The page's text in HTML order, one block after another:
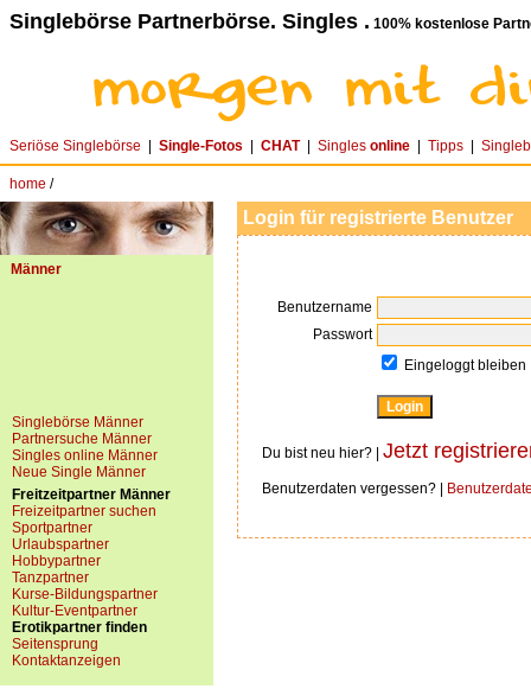
Singlebörse Partnerbörse. Singles . 100% kostenlose
Seriöse Singlebörse Single-Fotos CHAT| Singles online Tipps
home /
Männer
Singlebörse Männer
Partnersuche Männer
Singles online Männer
Neue Single Männer
Freitzeitpartner Männer
Freizeitpartner suchen
Sportpartner
Urlaubspartner
Hobbypartner
Tanzpartner
Kurse-Bildungspartner
Kultur-Eventpartner
Erotikpartner finden
Seitensprung
Kontaktanzeigen
Login für registrierte Benutzer
Benutzername
Passwort
Eingeloggt bleiben
Du bist neu hier? | Jetzt
Benutzerdaten vergessen? |